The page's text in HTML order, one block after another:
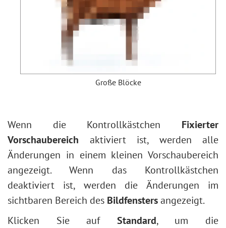
Große Blöcke
Wenn die Kontrollkästchen Fixierter
Vorschaubereich aktiviert ist, werden alle
Änderungen in einem kleinen Vorschaubereich
angezeigt. Wenn das Kontrollkästchen
deaktiviert ist, werden die Änderungen im
sichtbaren Bereich des Bildfenstersangezeigt.
Klicken Sie auf Standard, um die